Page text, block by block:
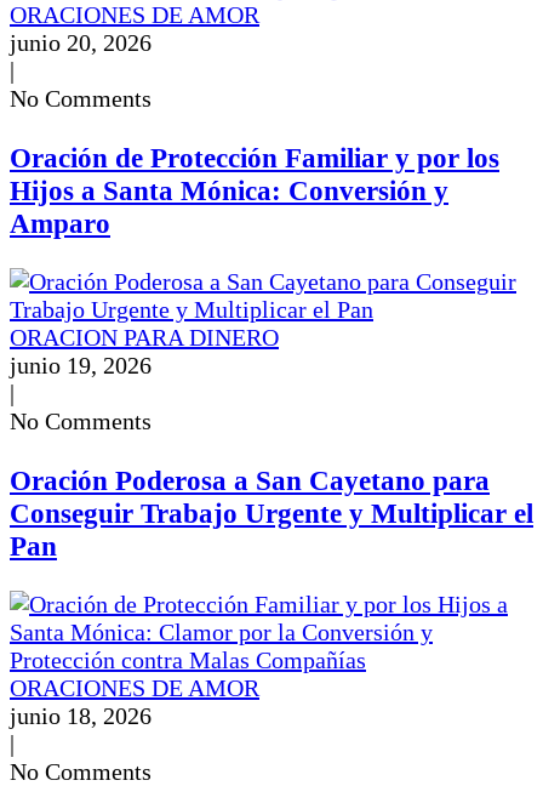
ORACIONES DE AMOR
junio 20, 2026
|
No Comments
Oración de Protección Familiar y por los
Hijos a Santa Mónica: Conversión y
Amparo
ORACION PARA DINERO
junio 19, 2026
|
No Comments
Oración Poderosa a San Cayetano para
Conseguir Trabajo Urgente y Multiplicar el
Pan
ORACIONES DE AMOR
junio 18, 2026
|
No Comments